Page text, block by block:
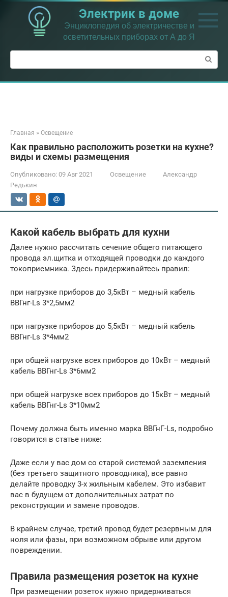
Перейти
контенту
Электрик в доме
Энциклопедия об электричестве и
осветительных приборах от А до Я
Поиск:
Главная » Освещение
Как правильно расположить розетки на кухне?
виды и схемы размещения
Опубликовано: 09 Авг 2021 Освещение
Александр
Редькин
Какой кабель выбрать для кухни
Далее нужно рассчитать сечение общего питающего
провода эл.щитка и отходящей проводки до каждого
токоприемника. Здесь придерживайтесь правил:
при нагрузке приборов до 3,5кВт – медный кабель
ВВГнг-Ls 3*2,5мм2
при нагрузке приборов до 5,5кВт – медный кабель
ВВГнг-Ls 3*4мм2
при общей нагрузке всех приборов до 10кВт – медный
кабель ВВГнг-Ls 3*6мм2
при общей нагрузке всех приборов до 15кВт – медный
кабель ВВГнг-Ls 3*10мм2
Почему должна быть именно марка ВВГнГ-Ls, подробно
говорится в статье ниже:
Даже если у вас дом со старой системой заземления
(без третьего защитного проводника), все равно
делайте проводку 3-х жильным кабелем. Это избавит
вас в будущем от дополнительных затрат по
реконструкции и замене проводов.
В крайнем случае, третий провод будет резервным для
ноля или фазы, при возможном обрыве или другом
повреждении.
Правила размещения розеток на кухне
При размещении розеток нужно придерживаться